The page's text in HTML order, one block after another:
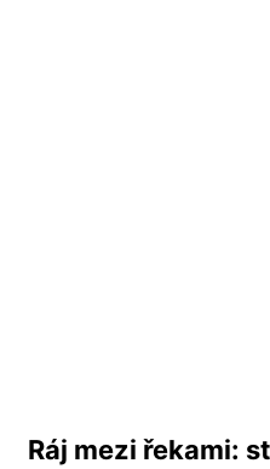
Ráj mezi řekami: